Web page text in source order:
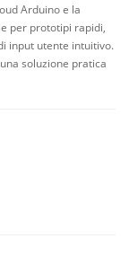
Arduino e la
per prototipi rapidi,
input utente intuitivo.
soluzione pratica